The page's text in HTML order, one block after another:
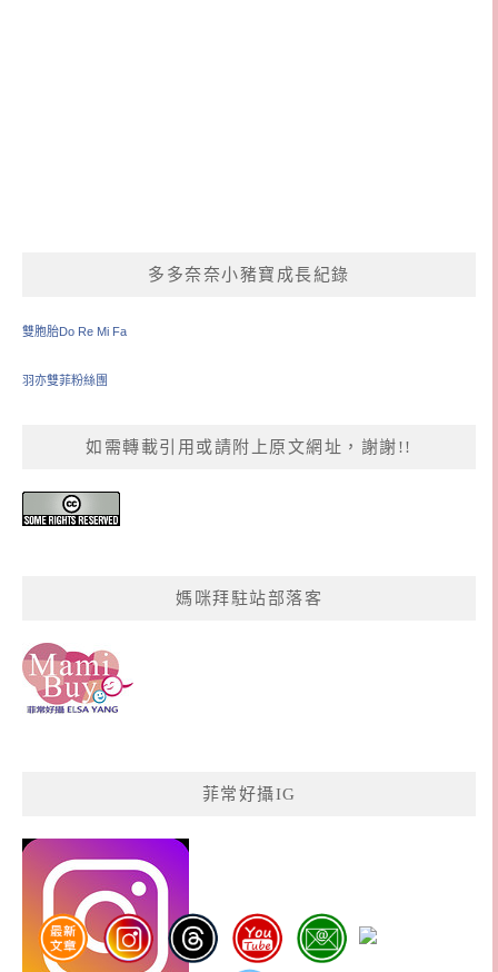
多多奈奈小豬寶成長紀錄
雙胞胎Do Re Mi Fa
羽亦雙菲粉絲團
如需轉載引用或請附上原文網址，謝謝!!
媽咪拜駐站部落客
菲常好攝IG